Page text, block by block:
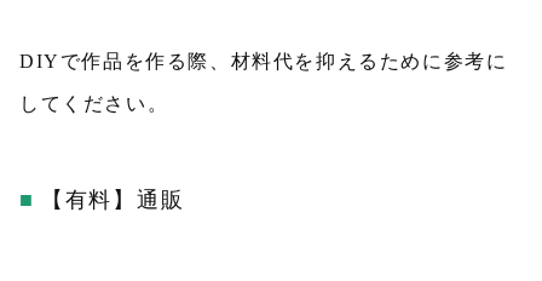
DIYで作品を作る際、材料代を抑えるために参考に
してください。
【有料】通販